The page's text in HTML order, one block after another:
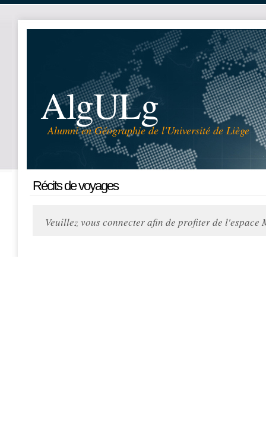
AlgULg
Alumni en Géographie de l'Université de Liège
Récits de voyages
Veuillez vous connecter afin de profiter de l'espace